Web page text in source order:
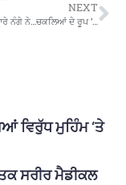
NEXT
ਇਸ ਹਮਾਮ ‘ਚ ਸਾਰੇ ਨੰਗੇ ਨੇ…ਚਕਲਿਆਂ ਦੇ ਰੂਪ ‘ਚ ਚੱਲ ਰਹੇ ਹੋਟਲਾਂ ‘ਚ ਜਿਸਮਾਂ ਦੀ ਖੇਡ ਦਾ ਕੀਹਨੂੰ ਕੀਹਨੂੰ ਪਤੈ…ਕਿਉ ਚੁੱਪ ਨੇ ਅਧਿਕਾਰੀ….!
ਵਿਰੁੱਧ ਮੁਹਿੰਮ ‘ਤੇ
ਸਰੀਰ ਮੈਡੀਕਲ